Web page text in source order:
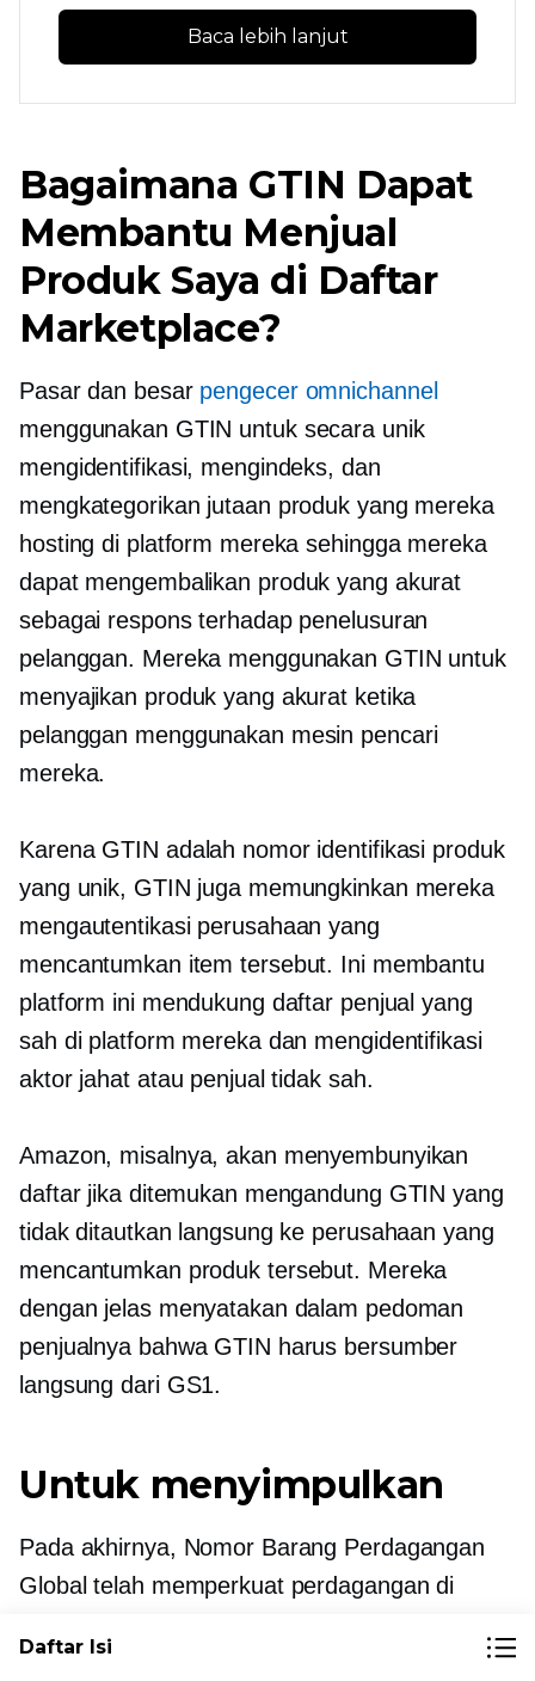
Baca lebih lanjut
Bagaimana GTIN Dapat
Membantu Menjual
Produk Saya di Daftar
Marketplace?
Pasar dan besar pengecer omnichannel
menggunakan GTIN untuk secara unik
mengidentifikasi, mengindeks, dan
mengkategorikan jutaan produk yang mereka
hosting di platform mereka sehingga mereka
dapat mengembalikan produk yang akurat
sebagai respons terhadap penelusuran
pelanggan. Mereka menggunakan GTIN untuk
menyajikan produk yang akurat ketika
pelanggan menggunakan mesin pencari
mereka.
Karena GTIN adalah nomor identifikasi produk
yang unik, GTIN juga memungkinkan mereka
mengautentikasi perusahaan yang
mencantumkan item tersebut. Ini membantu
platform ini mendukung daftar penjual yang
sah di platform mereka dan mengidentifikasi
aktor jahat atau penjual tidak sah.
Amazon, misalnya, akan menyembunyikan
daftar jika ditemukan mengandung GTIN yang
tidak ditautkan langsung ke perusahaan yang
mencantumkan produk tersebut. Mereka
dengan jelas menyatakan dalam pedoman
penjualnya bahwa GTIN harus bersumber
langsung dari GS1.
Untuk menyimpulkan
Pada akhirnya, Nomor Barang Perdagangan
Global telah memperkuat perdagangan di
tetap relevan di dunia e-niaga yang dominan
Daftar Isi